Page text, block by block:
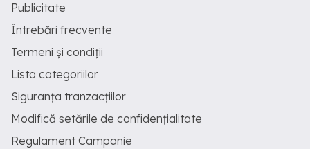
Publicitate
Întrebări frecvente
Termeni și condiții
Lista categoriilor
Siguranța tranzacțiilor
Modifică setările de confidențialitate
Regulament Campanie